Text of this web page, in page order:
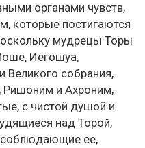
органами чувств,
которые постигаются
мудрецы Торы
Иегошуа,
Великого собрания,
и Ахроним,
с чистой душой и
над Торой,
ее,